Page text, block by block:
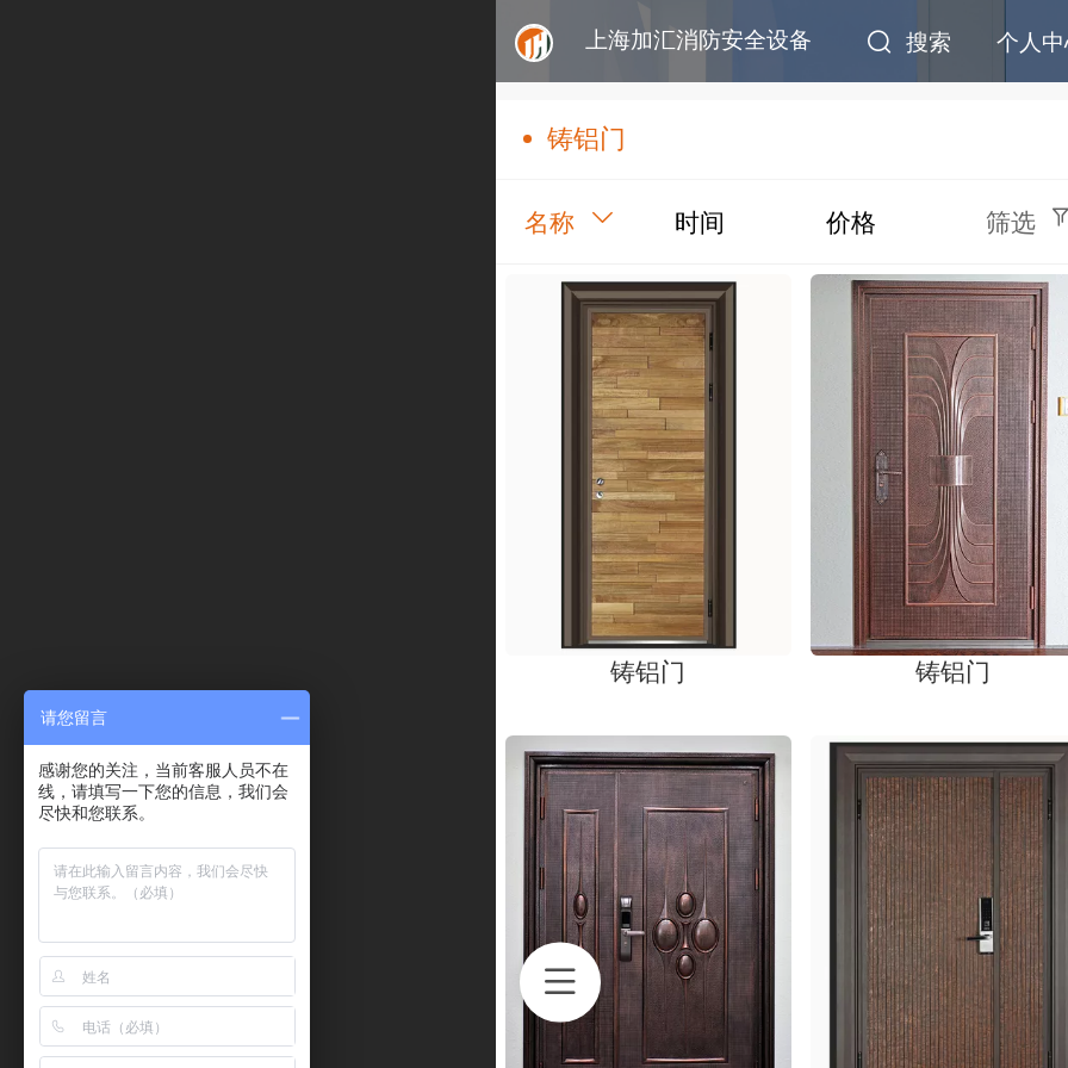
上海加汇消防安全设备 搜索 个人
铸铝门
名称 时间 价格 筛选
铸铝门 铸铝门
请您留言
感谢您的关注，当前客服人员不在
线，请填写一下您的信息，我们会
尽快和您联系。